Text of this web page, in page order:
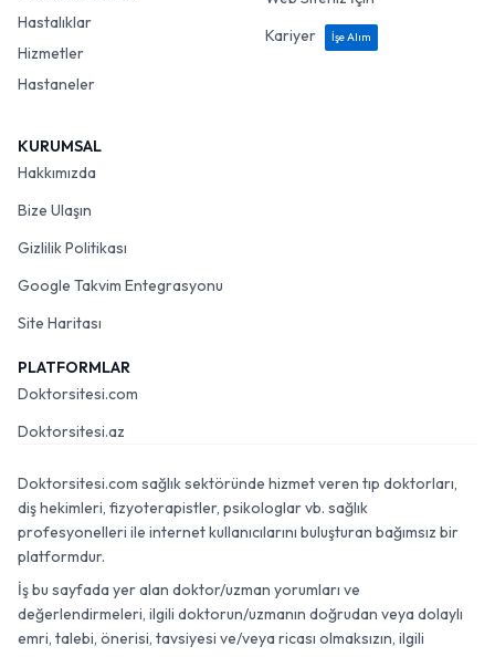
Hastalıklar
Hizmetler
Hastaneler
Kariyer
İşe Alım
KURUMSAL
Hakkımızda
Bize Ulaşın
Gizlilik Politikası
Google Takvim Entegrasyonu
Site Haritası
PLATFORMLAR
Doktorsitesi.com
Doktorsitesi.az
Doktorsitesi.com sağlık sektöründe hizmet veren tıp doktorları,
diş hekimleri, fizyoterapistler, psikologlar vb. sağlık
profesyonelleri ile internet kullanıcılarını buluşturan bağımsız bir
platformdur.
İş bu sayfada yer alan doktor/uzman yorumları ve
değerlendirmeleri, ilgili doktorun/uzmanın doğrudan veya dolaylı
emri, talebi, önerisi, tavsiyesi ve/veya ricası olmaksızın, ilgili